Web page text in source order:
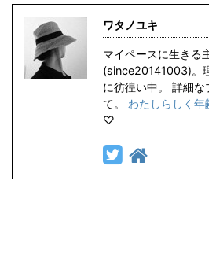
ワタノユキ
マイペースに生きる
(since20141003)。
に彷徨い中。 詳細な
て。 わたしらしく年
♡